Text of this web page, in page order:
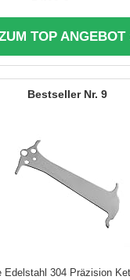
TOP ANGEBOT
9
Edelstahl 304 Präzision